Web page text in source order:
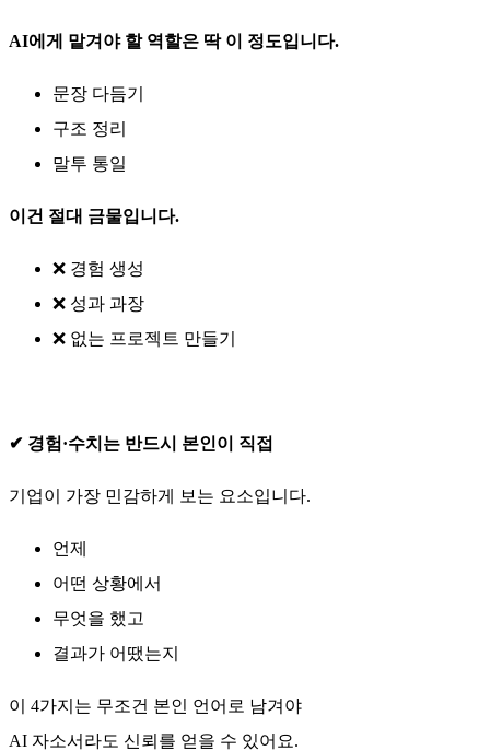
AI에게 맡겨야 할 역할은 딱 이 정도입니다.
문장 다듬기
구조 정리
말투 통일
이건 절대 금물입니다.
❌ 경험 생성
❌ 성과 과장
❌ 없는 프로젝트 만들기
✔ 경험·수치는 반드시 본인이 직접
기업이 가장 민감하게 보는 요소입니다.
언제
어떤 상황에서
무엇을 했고
결과가 어땠는지
이 4가지는 무조건 본인 언어로 남겨야
AI 자소서라도 신뢰를 얻을 수 있어요.